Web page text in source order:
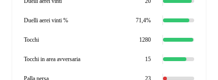
Duelli aerei vinti % 71,4%
Tocchi 1280
Tocchi in area avversaria 15
Palla persa 23